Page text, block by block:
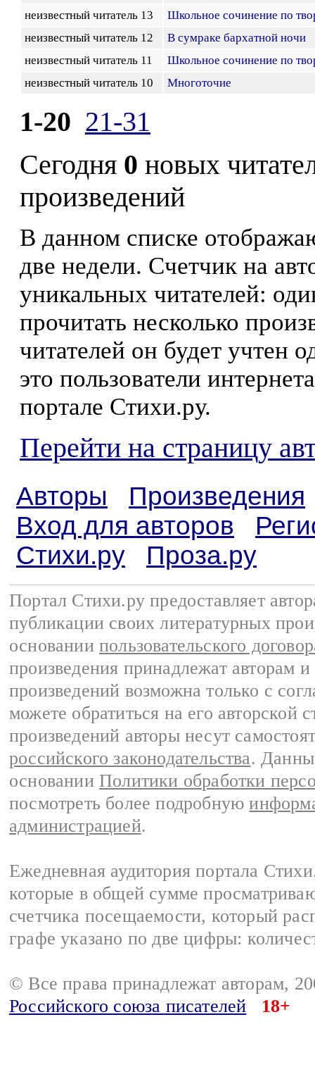
неизвестный читатель 13
Школьное сочинение по
неизвестный читатель 12
В сумраке бархатной ночи
неизвестный читатель 11
Школьное сочинение по
неизвестный читатель 10
Многоточие
1-20 21-31
Сегодня 0 новых
произведений
В данном списке
две недели. Счетчик на
уникальных читателей:
прочитать несколько
читателей он будет учтен
это пользователи
портале Стихи.ру.
Перейти на страницу
Авторы
Произведения
Вход для авторов
Стихи.ру
Проза.ру
Портал Стихи.ру предоставляет
публикации своих литературных
основании пользовательского
произведения принадлежат авторам
произведений возможна только с
можете обратиться на его авторской
произведений авторы несут
российского законодательства.
основании Политики обработки
посмотреть более подробную
администрацией.
Ежедневная аудитория портала
которые в общей сумме
счетчика посещаемости, который
графе указано по две цифры:
© Все права принадлежат авторам,
Российского союза писателей
18+